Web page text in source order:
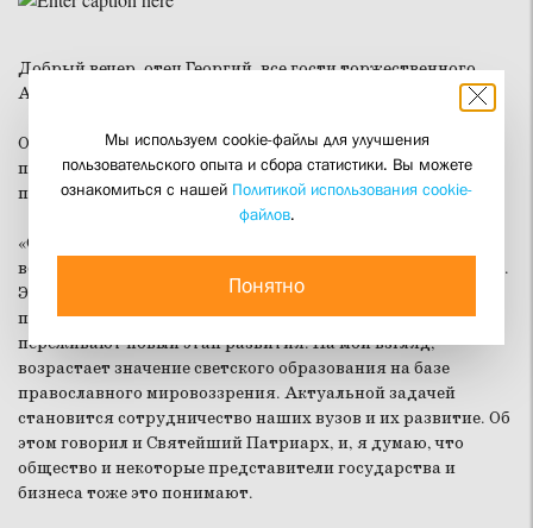
Добрый вечер, отец Георгий, все гости торжественного
Акта!
От лица ректора нашего вуза игум. Петра (Еремеева) и от
преподавателей и студентов РПИ св. Иоанна Богослова
поздравляю вас с праздником!
«Свет Христов просвещает всех», – сегодня мы уже
вспоминали эти слова, и они же находятся на вашем сайте.
Это просвещение – общая задача наших вузов, и, как мы
понимаем, работы здесь много. Церковь и общество
переживают новый этап развития. На мой взгляд,
возрастает значение светского образования на базе
православного мировоззрения. Актуальной задачей
становится сотрудничество наших вузов и их развитие. Об
этом говорил и Святейший Патриарх, и, я думаю, что
общество и некоторые представители государства и
бизнеса тоже это понимают.
Мы используем cookie-файлы для улучшения
пользовательского опыта и сбора статистики. Вы можете
ознакомиться с нашей Политикой использования cookie-
файлов.
Понятно